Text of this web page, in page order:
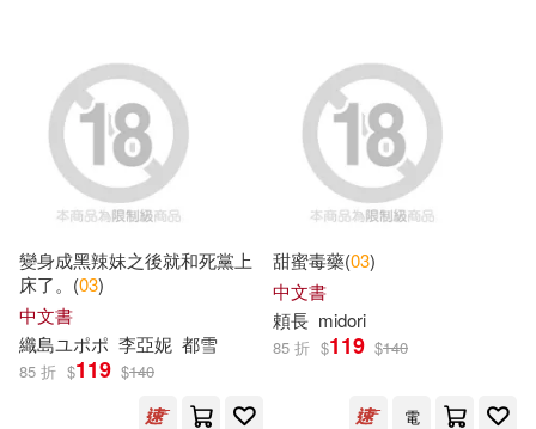
三浦太郎(17)
小時報編輯部(17)
高橋留美子(17)
（美）婉達·蓋格(17)
四川少年兒童出版社(44)
安徽少年兒童出版社(44)
維京(44) 吉林攝影出版社(41)
信誼基金出版社(40)
外語教學與研究出版社(40)
變身成黑辣妹之後就和死黨上
床了。(03)
中文書
織島ユポポ 李亞妮 都雪
85 折 $119 $140
甜蜜毒藥(03)
中文書
頼長 midori
85 折 $119 $140
電